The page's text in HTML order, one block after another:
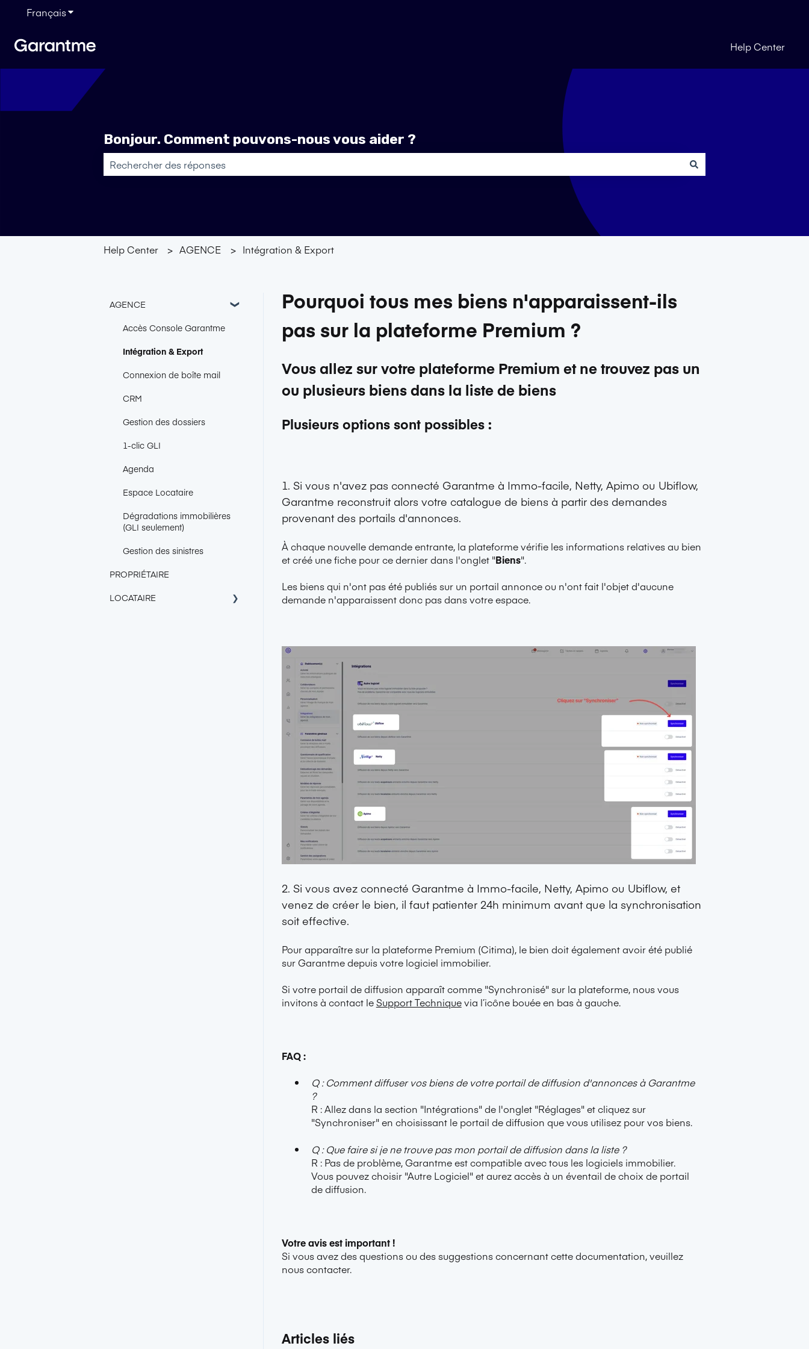
FrançaisAfficher le sous-menu pour les traductions
Help Center
Bonjour. Comment pouvons-nous vous aider ?
Help Center AGENCE Intégration & Export
Pourquoi tous mes biens n'apparaissent-ils
pas sur la plateforme Premium ?
Vous allez sur votre plateforme Premium et ne trouvez pas un
ou plusieurs biens dans la liste de biens
Plusieurs options sont possibles :
1. Si vous n'avez pas connecté Garantme à Immo-facile, Netty, Apimoou Ubiflow,
Garantme reconstruit alors votre catalogue de biens à partir des demandes
provenant des portails d'annonces.
À chaque nouvelle demande entrante, la plateforme vérifie les informations relatives au bien
et créé une fiche pour ce dernier dans l'onglet "Biens".
Les biens qui n'ont pas été publiés sur un portail annonce ou n'ont fait l'objet d'aucune
demande n'apparaissent donc pas dans votre espace.
2. Si vous avez connecté Garantme à Immo-facile, Netty, Apimoou Ubiflow, et
venez de créer le bien, il faut patienter 24h minimum avant que la synchronisation
soit effective.
Pour apparaître sur la plateforme Premium (Citima), le bien doit également avoir été publié
sur Garantme depuis votre logiciel immobilier.
Si votre portail de diffusion apparaît comme "Synchronisé" sur la plateforme, nous vous
invitons à contact leSupport Techniquevia l’icône bouée en bas à gauche.
FAQ :
Q : Comment diffuser vos biens de votre portail de diffusion d'annonces à Garantme
?
R : Allez dans la section "Intégrations" de l'onglet "Réglages" et cliquez sur
"Synchroniser" en choisissant le portail de diffusion que vous utilisez pour vos biens.
Q : Que faire si je ne trouve pas mon portail de diffusion dans la liste ?
R : Pas de problème, Garantme est compatible avec tous les logiciels immobilier.
Vous pouvez choisir "Autre Logiciel" et aurez accès à un éventail de choix de portail
de diffusion.
Votre avis est important !
Si vous avez des questions ou des suggestions concernant cette documentation, veuillez
nous contacter.
Articles liés
AGENCE
Accès Console Garantme
Intégration & Export
Connexion de boîte mail
CRM
Gestion des dossiers
1-clic GLI
Agenda
Espace Locataire
Dégradations immobilières
(GLI seulement)
Gestion des sinistres
PROPRIÉTAIRE
LOCATAIRE